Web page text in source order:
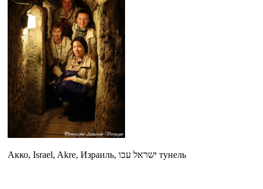
Акко, Israel, Akre, Израиль, ישראל עכו тунель